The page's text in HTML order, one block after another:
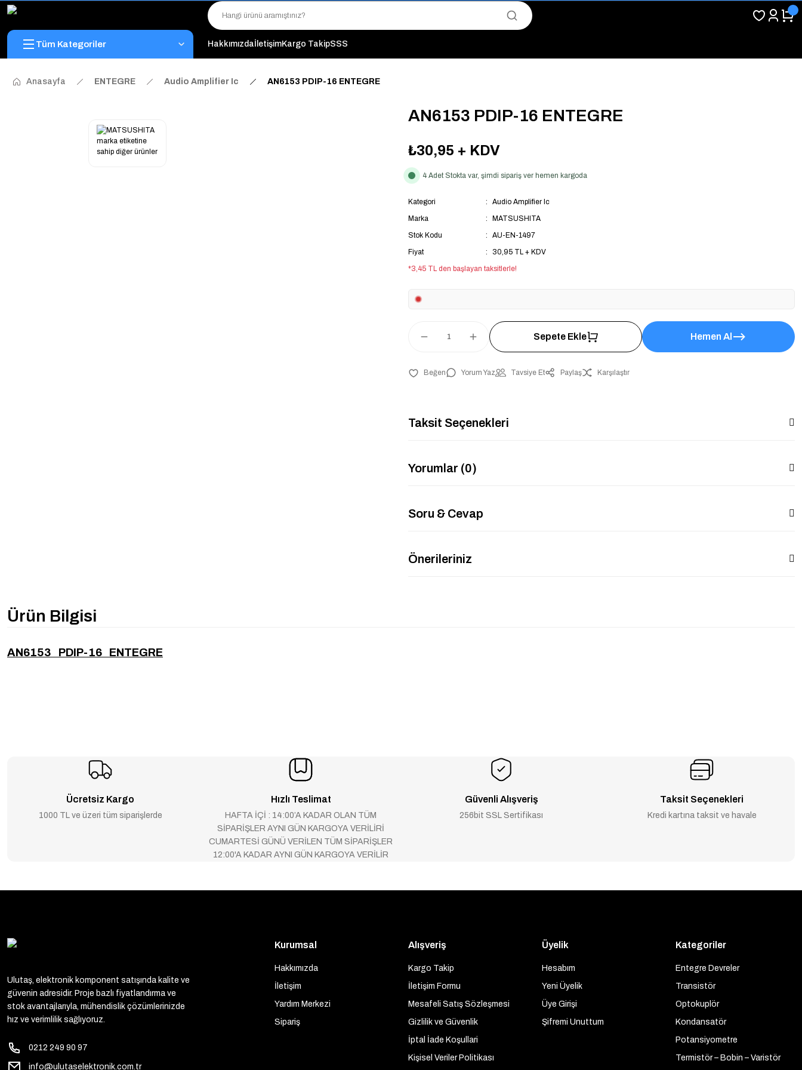
"Toptan Fiyatına Perakende Satış Avantajını Kaçırmayın!"
"Üyelere Özel: Stok Önceliği ve Proje Fiyatları."
Tüm Kategoriler HakkımızdaİletişimKargo TakipSSS
Anasayfa ENTEGRE Audio Amplifier Ic AN6153 PDIP-16 ENTEGRE
AN6153 PDIP-16 ENTEGRE
₺30,95 + KDV
4 Adet Stokta var, şimdi sipariş ver hemen kargoda
Kategori
Audio Amplifier Ic
Marka
MATSUSHITA
Stok Kodu
AU-EN-1497
Fiyat
30,95 TL + KDV
*3,45 TL den başlayan taksitlerle!
Sepete Ekle Hemen Al
Yorum Yaz Tavsiye Et Paylaş Karşılaştır
Taksit Seçenekleri
Yorumlar (0)
Soru & Cevap
Önerileriniz
Ürün Bilgisi
AN6153 PDIP-16 ENTEGRE
Ücretsiz Kargo
1000 TL ve üzeri tüm siparişlerde
Hızlı Teslimat
HAFTA İÇİ : 14:00’A KADAR OLAN TÜM
SİPARİŞLER AYNI GÜN KARGOYA VERİLİRİ
CUMARTESİ GÜNÜ VERİLEN TÜM SİPARİŞLER
12:00'A KADAR AYNI GÜN KARGOYA VERİLİR
Güvenli Alışveriş
256bit SSL Sertifikası
Taksit Seçenekleri
Kredi kartına taksit ve havale
Ulutaş, elektronik komponent satışında kalite ve
güvenin adresidir. Proje bazlı fiyatlandırma ve
stok avantajlarıyla, mühendislik çözümlerinizde
hız ve verimlilik sağlıyoruz.
0212 249 90 97
info@ulutaselektronik.com.tr
Kurumsal
Hakkımızda
İletişim
Yardım Merkezi
Sipariş
Alışveriş
Kargo Takip
İletişim Formu
Mesafeli Satış Sözleşmesi
Gizlilik ve Güvenlik
İptal İade Koşullari
Kişisel Veriler Politikası
Üyelik
Hesabım
Yeni Üyelik
Üye Girişi
Şifremi Unuttum
Kategoriler
Entegre Devreler
Transistör
Optokuplör
Kondansatör
Potansiyometre
Termistör – Bobin – Varistör